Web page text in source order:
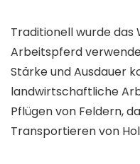
Traditionell wurde das
Arbeitspferd
Stärke und Ausdauer
landwirtschaftliche
Pflügen von Feldern,
Transportieren von